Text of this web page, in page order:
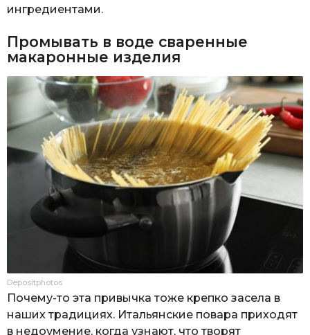
ингредиентами.
Промывать в воде сваренные
макаронные изделия
Depositphotos
Почему-то эта привычка тоже крепко засела в
наших традициях. Итальянские повара приходят
в недоумение, когда узнают, что творят